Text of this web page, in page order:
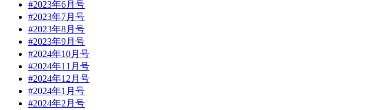
#2023年6月号
#2023年7月号
#2023年8月号
#2023年9月号
#2024年10月号
#2024年11月号
#2024年12月号
#2024年1月号
#2024年2月号